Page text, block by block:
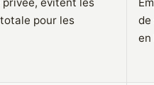
pour les
de
en